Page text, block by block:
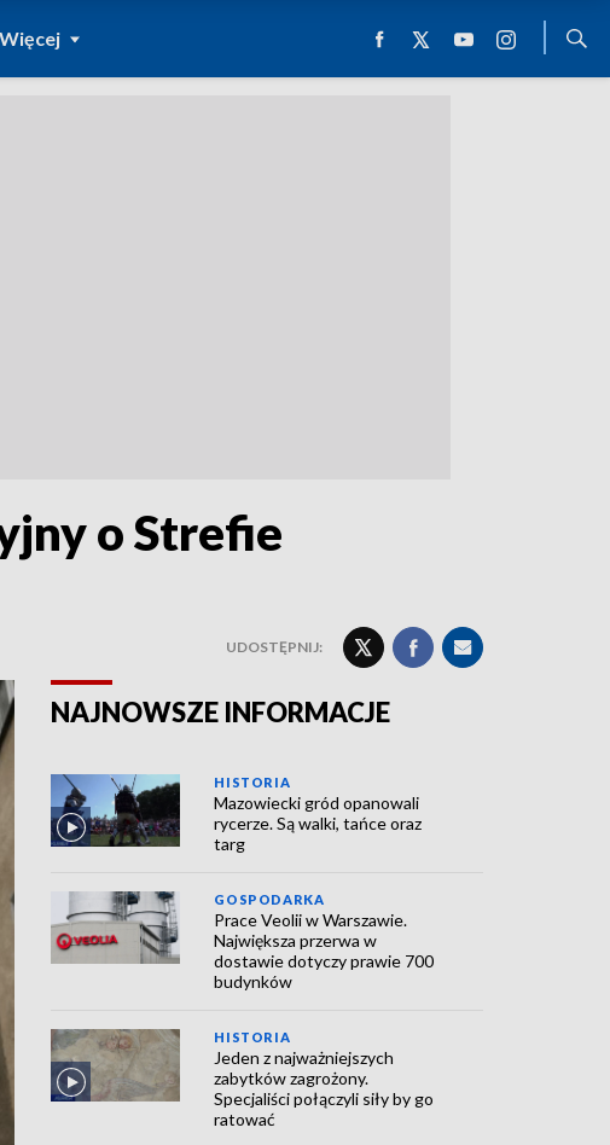
Więcej
o Strefie
UDOSTĘPNIJ:
NAJNOWSZE INFORMACJE
HISTORIA
Mazowiecki gród opanowali
rycerze. Są walki, tańce oraz
targ
GOSPODARKA
Prace Veolii w Warszawie.
Największa przerwa w
dostawie dotyczy prawie 700
budynków
HISTORIA
Jeden z najważniejszych
zabytków zagrożony.
Specjaliści połączyli siły by go
ratować